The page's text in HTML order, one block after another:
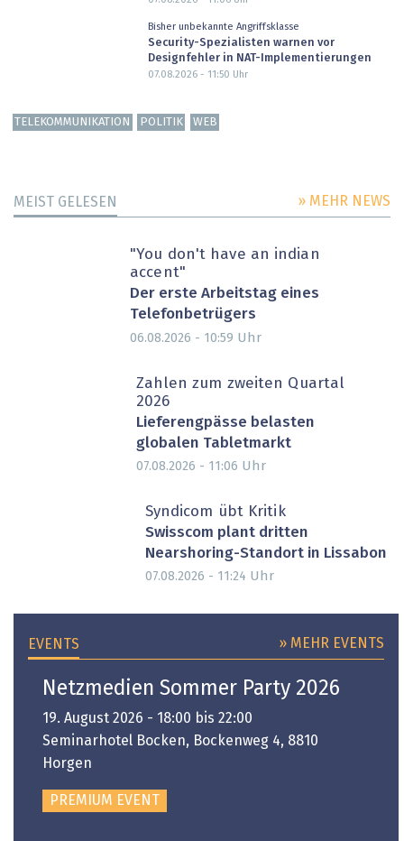
Bisher unbekannte Angriffsklasse
Security-Spezialisten warnen vor
Designfehler in NAT-Implementierungen
07.08.2026 - 11:50 Uhr
TELEKOMMUNIKATION POLITIK WEB
MEIST GELESEN » MEHR NEWS
"You don't have an indian
accent"
Der erste Arbeitstag eines
Telefonbetrügers
06.08.2026 - 10:59 Uhr
Zahlen zum zweiten Quartal
2026
Lieferengpässe belasten
globalen Tabletmarkt
07.08.2026 - 11:06 Uhr
Syndicom übt Kritik
Swisscom plant dritten
Nearshoring-Standort in Lissabon
07.08.2026 - 11:24 Uhr
EVENTS » MEHR EVENTS
Netzmedien Sommer Party 2026
19. August 2026 - 18:00 bis 22:00
Seminarhotel Bocken, Bockenweg 4, 8810
Horgen
PREMIUM EVENT